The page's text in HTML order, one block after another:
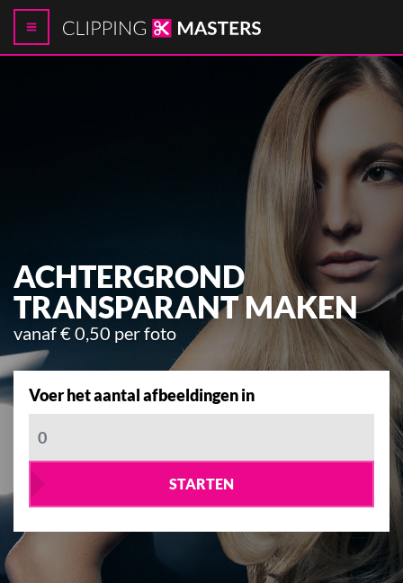
ACHTERGROND
TRANSPARANT MAKEN
vanaf € 0,50 per foto
Voer het aantal afbeeldingen in
STARTEN